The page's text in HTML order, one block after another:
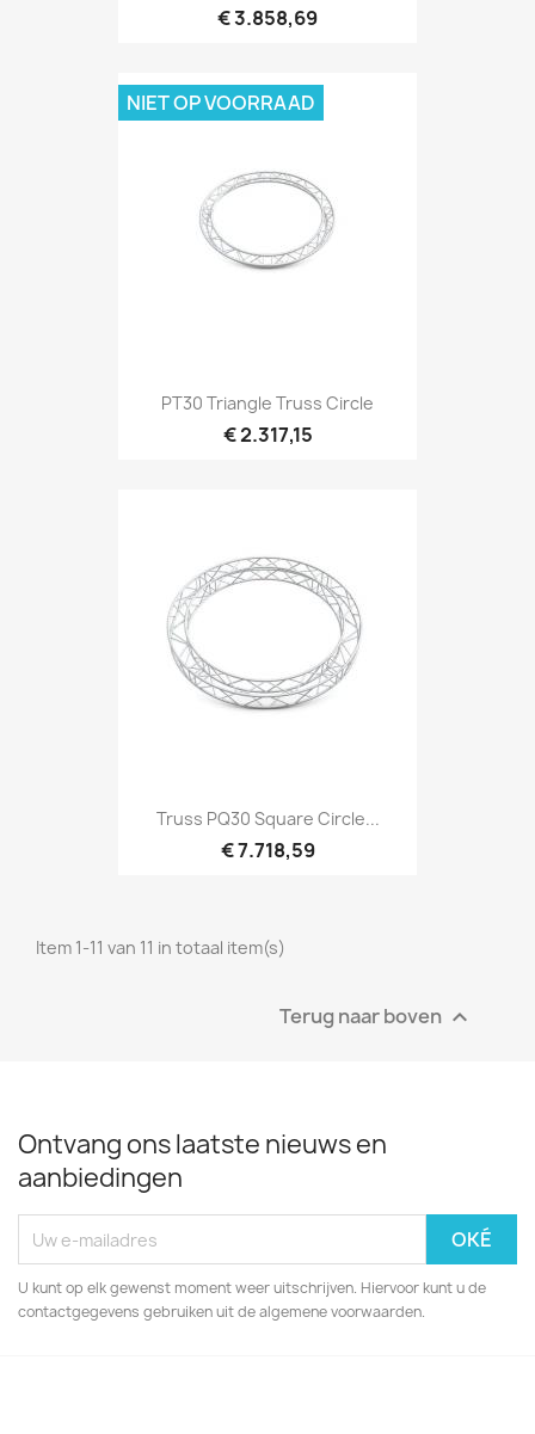
€ 3.858,69
Snel bekijken
PT30 Triangle Truss Circle
€ 2.317,15
NIET OP VOORRAAD
Snel bekijken
Truss PQ30 Square Circle...
€ 7.718,59
Item 1-11 van 11 in totaal item(s)
Terug naar boven 
Ontvang ons laatste nieuws en
aanbiedingen
U kunt op elk gewenst moment weer uitschrijven. Hiervoor kunt u de
contactgegevens gebruiken uit de algemene voorwaarden.